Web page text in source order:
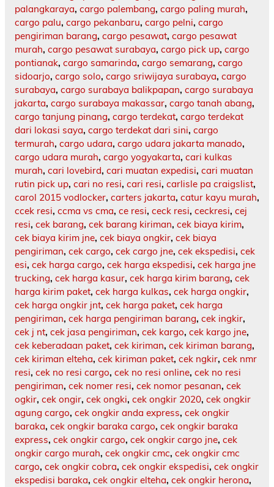
palangkaraya, cargo palembang, cargo paling murah,
cargo palu, cargo pekanbaru, cargo pelni, cargo
pengiriman barang, cargo pesawat, cargo pesawat
murah, cargo pesawat surabaya, cargo pick up, cargo
pontianak, cargo samarinda, cargo semarang, cargo
sidoarjo, cargo solo, cargo sriwijaya surabaya, cargo
surabaya, cargo surabaya balikpapan, cargo surabaya
jakarta, cargo surabaya makassar, cargo tanah abang,
cargo tanjung pinang, cargo terdekat, cargo terdekat
dari lokasi saya, cargo terdekat dari sini, cargo
termurah, cargo udara, cargo udara jakarta manado,
cargo udara murah, cargo yogyakarta, cari kulkas
murah, cari lovebird, cari muatan expedisi, cari muatan
rutin pick up, cari no resi, cari resi, carlisle pa craigslist,
carol 2015 vodlocker, carters jakarta, catur kayu murah,
ccek resi, ccma vs cma, ce resi, ceck resi, ceckresi, cej
resi, cek barang, cek barang kiriman, cek biaya kirim,
cek biaya kirim jne, cek biaya ongkir, cek biaya
pengiriman, cek cargo, cek cargo jne, cek ekspedisi, cek
esi, cek harga cargo, cek harga ekspedisi, cek harga jne
trucking, cek harga kasur, cek harga kirim barang, cek
harga kirim paket, cek harga kulkas, cek harga ongkir,
cek harga ongkir jnt, cek harga paket, cek harga
pengiriman, cek harga pengiriman barang, cek ingkir,
cek j nt, cek jasa pengiriman, cek kargo, cek kargo jne,
cek keberadaan paket, cek kiriman, cek kiriman barang,
cek kiriman elteha, cek kiriman paket, cek ngkir, cek nmr
resi, cek no resi cargo, cek no resi online, cek no resi
pengiriman, cek nomer resi, cek nomor pesanan, cek
ogkir, cek ongir, cek ongki, cek ongkir 2020, cek ongkir
agung cargo, cek ongkir anda express, cek ongkir
baraka, cek ongkir baraka cargo, cek ongkir baraka
express, cek ongkir cargo, cek ongkir cargo jne, cek
ongkir cargo murah, cek ongkir cmc, cek ongkir cmc
cargo, cek ongkir cobra, cek ongkir ekspedisi, cek ongkir
ekspedisi baraka, cek ongkir elteha, cek ongkir herona,